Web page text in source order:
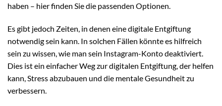
haben – hier finden Sie die passenden Optionen.
Es gibt jedoch Zeiten, in denen eine digitale Entgiftung
notwendig sein kann. In solchen Fällen könnte es hilfreich
sein zu wissen, wie man sein Instagram-Konto deaktiviert.
Dies ist ein einfacher Weg zur digitalen Entgiftung, der helfen
kann, Stress abzubauen und die mentale Gesundheit zu
verbessern.